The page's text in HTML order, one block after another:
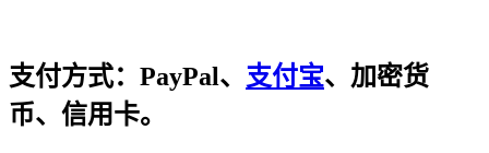
支付方式：PayPal、 支付宝、加密货
币、信用卡。